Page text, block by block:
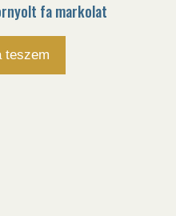
fa markolat
teszem